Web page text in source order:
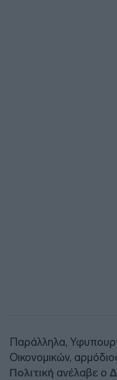
Παράλληλα,
Οικονομικών,
Πολιτική ανέλαβε ο